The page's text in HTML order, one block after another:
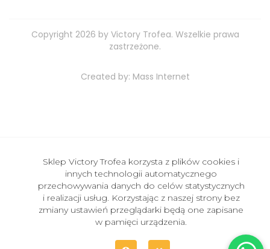
Copyright 2026 by Victory Trofea. Wszelkie prawa
zastrzeżone.
Created by: Mass Internet
Sklep Victory Trofea korzysta z plików cookies i
innych technologii automatycznego
przechowywania danych do celów statystycznych
i realizacji usług. Korzystając z naszej strony bez
zmiany ustawień przeglądarki będą one zapisane
w pamięci urządzenia.